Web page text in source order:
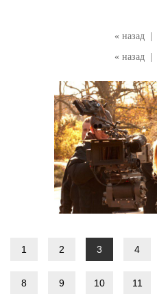
« назад
« назад
1 2 3 4
8 9 10 11